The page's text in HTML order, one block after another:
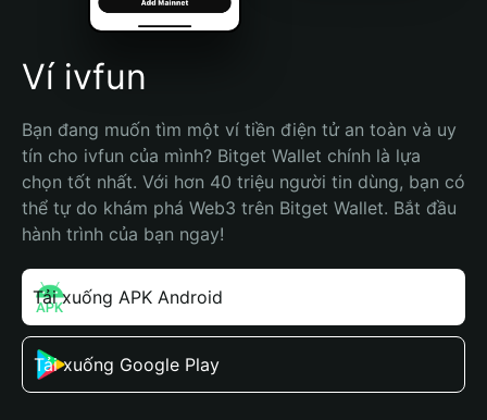
Español (Argentina)
Ví ivfun
Bạn đang muốn tìm một ví tiền điện tử an toàn và uy
tín cho ivfun của mình? Bitget Wallet chính là lựa
chọn tốt nhất. Với hơn 40 triệu người tin dùng, bạn có
thể tự do khám phá Web3 trên Bitget Wallet. Bắt đầu
hành trình của bạn ngay!
Tải xuống APK Android
Tải xuống Google Play